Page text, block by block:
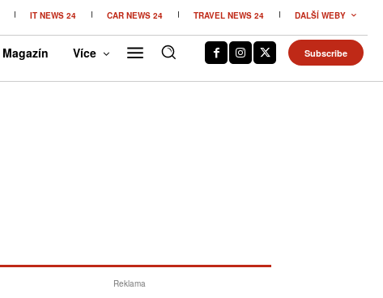
IT NEWS 24 CAR NEWS 24 TRAVEL NEWS 24 DALŠÍ WEBY
Magazín Více Subscribe
Reklama